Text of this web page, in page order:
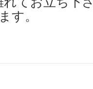
す。